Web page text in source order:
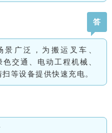
答
广泛，为搬运叉车、
交通、电动工程机械、
等设备提供快速充电。